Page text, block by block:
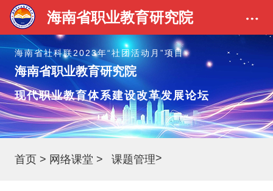
海南省职业教育研究院
海南省社科联2023年“社团活动月”项目
海南省职业教育研究院
现代职业教育体系建设改革发展论坛
首页 > 网络课堂 > 课题管理>